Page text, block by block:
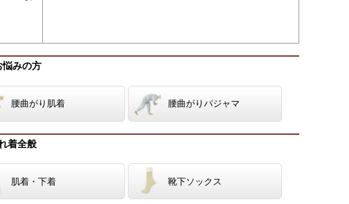
悩みの方
腰曲がり肌着 腰曲がりパジャマ
着全般
肌着・下着 靴下ソックス